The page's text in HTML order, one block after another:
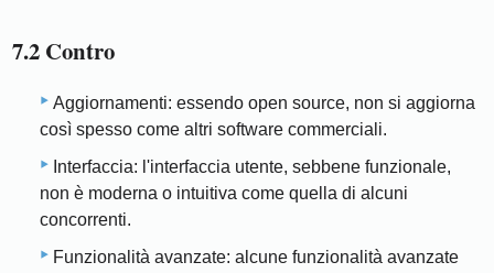
7.2 Contro
Aggiornamenti: essendo open source, non si aggiorna
così spesso come altri software commerciali.
Interfaccia: l'interfaccia utente, sebbene funzionale,
non è moderna o intuitiva come quella di alcuni
concorrenti.
Funzionalità avanzate: alcune funzionalità avanzate